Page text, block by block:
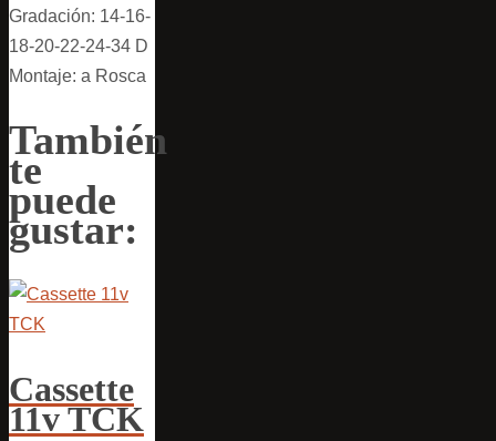
Gradación: 14-16-
18-20-22-24-34 D
Montaje: a Rosca
También
te
puede
gustar:
Cassette
11v TCK